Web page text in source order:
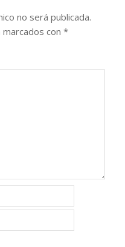
no será publicada.
con *